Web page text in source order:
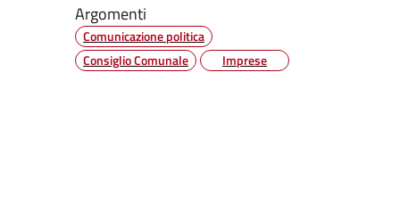
Argomenti
Comunicazione politica
Consiglio Comunale
Imprese